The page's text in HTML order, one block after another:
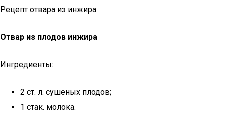
Рецепт отвара из инжира
Отвар из плодов инжира
Ингредиенты:
2 ст. л. сушеных плодов;
1 стак. молока.